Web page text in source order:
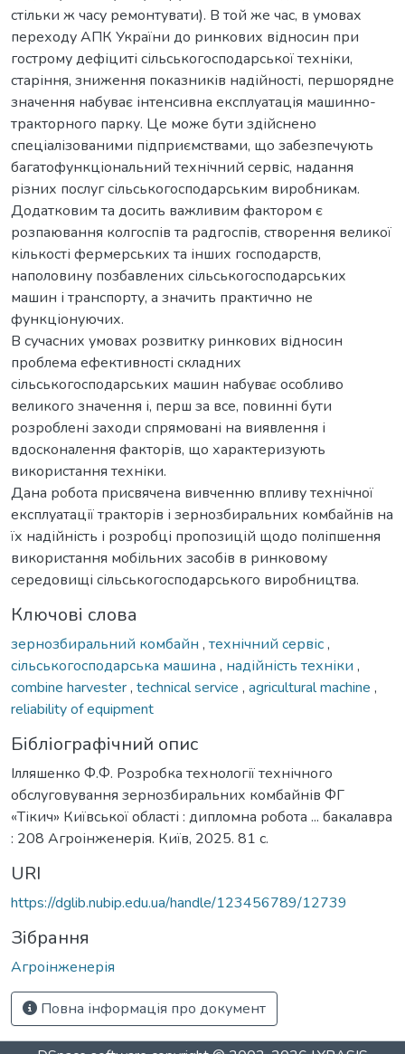
стільки ж часу ремонтувати). В той же час, в умовах
переходу АПК України до ринкових відносин при
гострому дефіциті сільськогосподарської техніки,
старіння, зниження показників надійності, першорядне
значення набуває інтенсивна експлуатація машинно-
тракторного парку. Це може бути здійснено
спеціалізованими підприємствами, що забезпечують
багатофункціональний технічний сервіс, надання
різних послуг сільськогосподарським виробникам.
Додатковим та досить важливим фактором є
розпаювання колгоспів та радгоспів, створення великої
кількості фермерських та інших господарств,
наполовину позбавлених сільськогосподарських
машин і транспорту, а значить практично не
функціонуючих.
В сучасних умовах розвитку ринкових відносин
проблема ефективності складних
сільськогосподарських машин набуває особливо
великого значення і, перш за все, повинні бути
розроблені заходи спрямовані на виявлення і
вдосконалення факторів, що характеризують
використання техніки.
Дана робота присвячена вивченню впливу технічної
експлуатації тракторів і зернозбиральних комбайнів на
їх надійність і розробці пропозицій щодо поліпшення
використання мобільних засобів в ринковому
середовищі сільськогосподарського виробництва.
Ключові слова
зернозбиральний комбайн , технічний сервіс,
сільськогосподарська машина , надійність техніки ,
combine harvester, technical service , agricultural machine ,
reliability of equipment
Бібліографічний опис
Ілляшенко Ф.Ф. Розробка технології технічного
обслуговування зернозбиральних комбайнів ФГ
«Тікич» Київської області : дипломна робота ... бакалавра
: 208 Агроінженерія. Київ, 2025. 81 с.
URI
https://dglib.nubip.edu.ua/handle/123456789/12739
Зібрання
Агроінженерія
Повна інформація про документ